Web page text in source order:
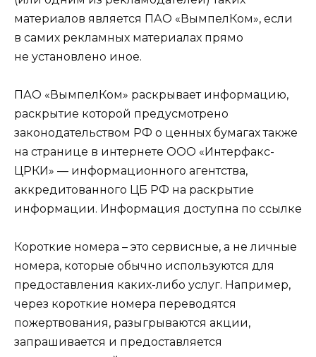
материалов является ПАО «ВымпелКом», если
в самих рекламных материалах прямо
не установлено иное.
ПАО «ВымпелКом» раскрывает информацию,
раскрытие которой предусмотрено
законодательством РФ о ценных бумагах также
на странице в интернете ООО «Интерфакс-
ЦРКИ» — информационного агентства,
аккредитованного ЦБ РФ на раскрытие
информации. Информация доступна по ссылке
Короткие номера – это сервисные, а не личные
номера, которые обычно используются для
предоставления каких-либо услуг. Например,
через короткие номера переводятся
пожертвования, разыгрываются акции,
запрашивается и предоставляется